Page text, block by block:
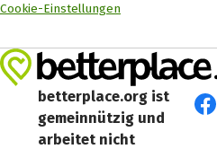
Cookie-Einstellungen
betterplace.org ist
gemeinnützig und
arbeitet nicht